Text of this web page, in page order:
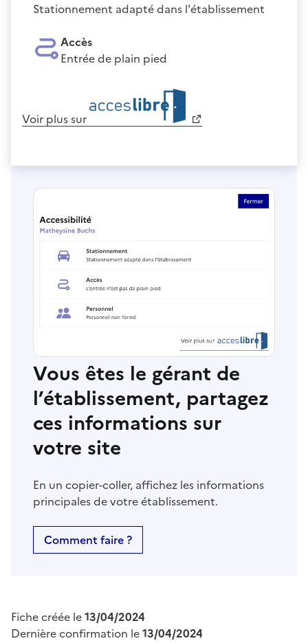
Stationnement adapté dans l'établissement
Accès
Entrée de plain pied
Voir plus sur
Vous êtes le gérant de
l’établissement, partagez
ces informations sur
votre site
En un copier-coller, affichez les informations
principales de votre établissement.
Comment faire ?
Fiche créée le13/04/2024
Dernière confirmation le13/04/2024